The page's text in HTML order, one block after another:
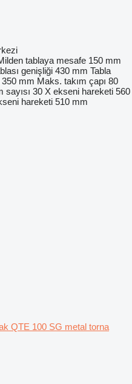
tablaya mesafe 150 mm
genişliği 430 mm Tabla
350 mm Maks. takım çapı 80
sayısı 30 X ekseni hareketi 560
hareketi 510 mm
QTE 100 SG metal torna